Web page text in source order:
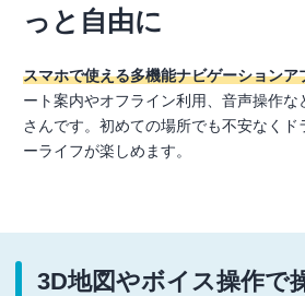
っと自由に
スマホで使える多機能ナビゲーションア
ート案内やオフライン利用、音声操作な
さんです。初めての場所でも不安なくド
ーライフが楽しめます。
3D地図やボイス操作で